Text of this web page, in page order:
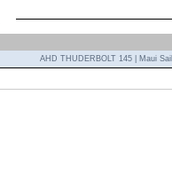
AHD THUDERBOLT 145 | Maui